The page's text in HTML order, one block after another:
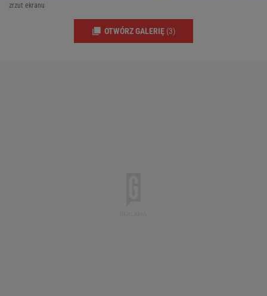
zrzut ekranu
OTWÓRZ GALERIĘ (3)